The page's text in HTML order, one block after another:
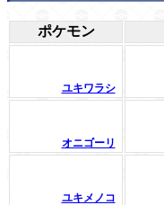
ポケモン
ユキワラシ
オニゴーリ
ユキメノコ